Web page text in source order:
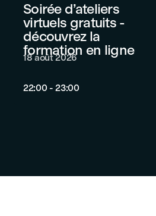
Soirée d’ateliers
virtuels gratuits -
découvrez la
formation en ligne
18 août 2026
22:00 - 23:00